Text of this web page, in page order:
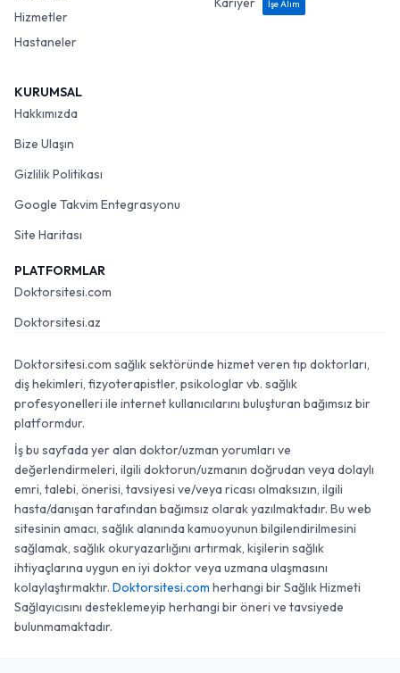
Hizmetler
Hastaneler
İşe Alım
KURUMSAL
Hakkımızda
Bize Ulaşın
Gizlilik Politikası
Google Takvim Entegrasyonu
Site Haritası
PLATFORMLAR
Doktorsitesi.com
Doktorsitesi.az
Doktorsitesi.com sağlık sektöründe hizmet veren tıp doktorları,
diş hekimleri, fizyoterapistler, psikologlar vb. sağlık
profesyonelleri ile internet kullanıcılarını buluşturan bağımsız bir
platformdur.
İş bu sayfada yer alan doktor/uzman yorumları ve
değerlendirmeleri, ilgili doktorun/uzmanın doğrudan veya dolaylı
emri, talebi, önerisi, tavsiyesi ve/veya ricası olmaksızın, ilgili
hasta/danışan tarafından bağımsız olarak yazılmaktadır. Bu web
sitesinin amacı, sağlık alanında kamuoyunun bilgilendirilmesini
sağlamak, sağlık okuryazarlığını artırmak, kişilerin sağlık
ihtiyaçlarına uygun en iyi doktor veya uzmana ulaşmasını
kolaylaştırmaktır. Doktorsitesi.com herhangi bir Sağlık Hizmeti
Sağlayıcısını desteklemeyip herhangi bir öneri ve tavsiyede
bulunmamaktadır.